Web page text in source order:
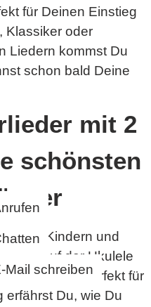
für Deinen Einstieg
Klassiker oder
Liedern kommst Du
schon bald Deine
mit 2
schönsten
sind perfekt für
erfährst Du, wie Du
Mail schreiben